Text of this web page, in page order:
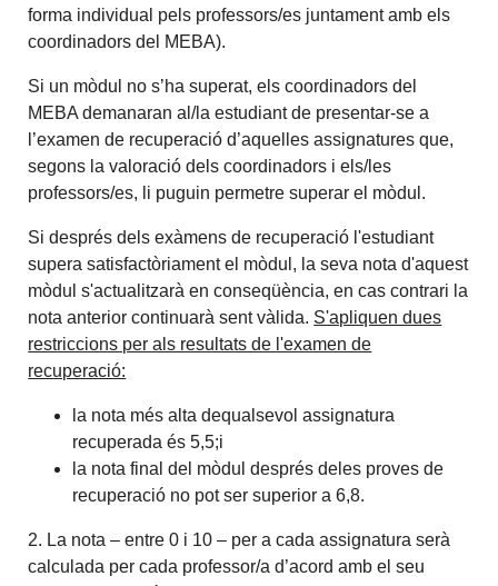
forma individual pels professors/es juntament amb els
coordinadors del MEBA).
Si un mòdul no s’ha superat, els coordinadors del
MEBA demanaran al/la estudiant de presentar-se a
l’examen de recuperació d’aquelles assignatures que,
segons la valoració dels coordinadors i els/les
professors/es, li puguin permetre superar el mòdul.
Si després dels exàmens de recuperació l'estudiant
supera satisfactòriament el mòdul, la seva nota d'aquest
mòdul s'actualitzarà en conseqüència, en cas contrari la
nota anterior continuarà sent vàlida. S'apliquen dues
restriccions per als resultats de l'examen de
recuperació:
la nota més alta dequalsevol assignatura
recuperada és 5,5;i
la nota final del mòdul després deles proves de
recuperació no pot ser superior a 6,8.
2. La nota – entre 0 i 10 – per a cada assignatura serà
calculada per cada professor/a d’acord amb el seu